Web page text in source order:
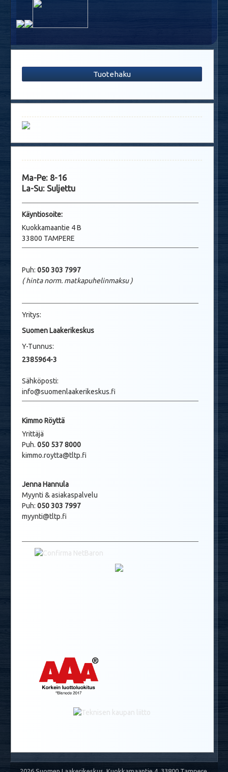
Tuotehaku
Ma-Pe: 8-16
La-Su: Suljettu
Käyntiosoite:
Kuokkamaantie 4 B
33800 TAMPERE
Puh: 050 303 7997
( hinta norm. matkapuhelinmaksu )
Yritys:
Suomen Laakerikeskus
Y-Tunnus:
2385964-3
Sähköposti:
info@suomenlaakerikeskus.fi
Kimmo Röyttä
Yrittäjä
Puh. 050 537 8000
kimmo.roytta@tltp.fi
Jenna Hannula
Myynti & asiakaspalvelu
Puh: 050 303 7997
myynti@tltp.fi